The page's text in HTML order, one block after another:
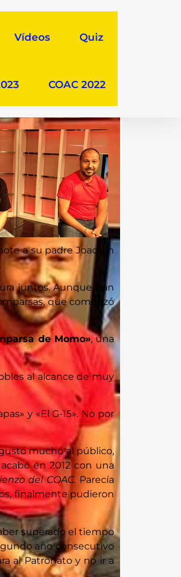
Vídeos Quiz
COAC 2022
a su padre Joaquín
juntos. Aunque han
que comenzó
de Momo», una
al alcance de muy
y «El G-15». No por
mucho al público,
en 2012 con una
del COAC. Parecía
finalmente pudieron
superado el tiempo
año consecutivo
al Patronato y no ir a